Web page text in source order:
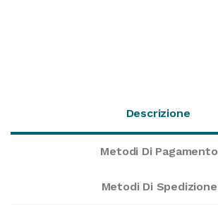
Descrizione
Metodi Di Pagamento
Metodi Di Spedizione